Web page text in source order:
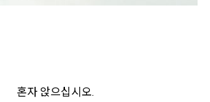
혼자 앉으십시오.